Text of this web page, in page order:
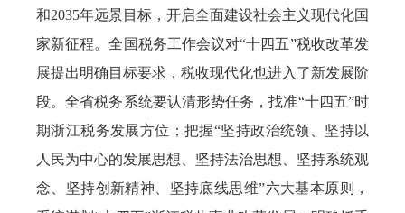
和2035年远景目标，开启全面建设社会主义现代化国
家新征程。全国税务工作会议对“十四五”税收改革发
展提出明确目标要求，税收现代化也进入了新发展阶
段。全省税务系统要认清形势任务，找准“十四五”时
期浙江税务发展方位；把握“坚持政治统领、坚持以
人民为中心的发展思想、坚持法治思想、坚持系统观
念、坚持创新精神、坚持底线思维”六大基本原则，